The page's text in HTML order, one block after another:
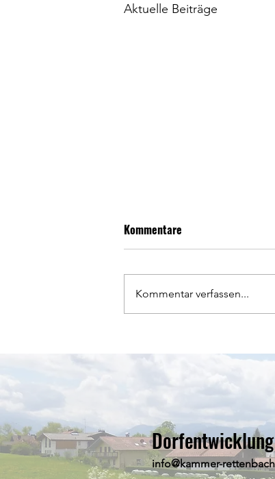
Aktuelle Beiträge
Rettenbach wählt neuen
Vorstand
Kommentare
Kommentar verfassen...
info@kammer-